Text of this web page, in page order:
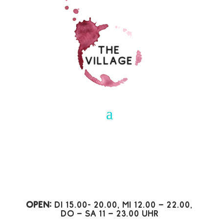
Open: Di 15.00- 20.00, Mi 12.00 – 22.00,
Do – Sa 11 – 23.00 Uhr